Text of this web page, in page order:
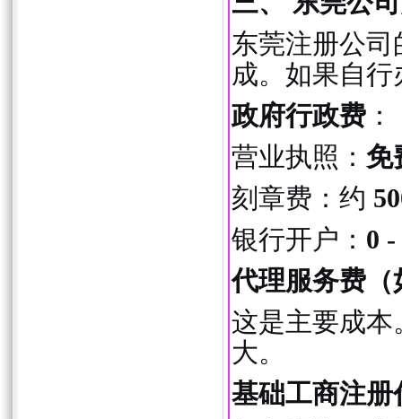
东莞注册公
成。如果自
政府行政费：
营业执照： 免
刻章费：约
银行开户： 0
代理服务费（
这是主要成
大。
基础工商注册